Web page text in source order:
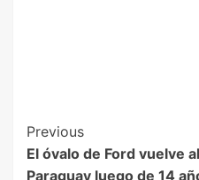
Previous
El óvalo de Ford vuelve
Paraguay luego de 14